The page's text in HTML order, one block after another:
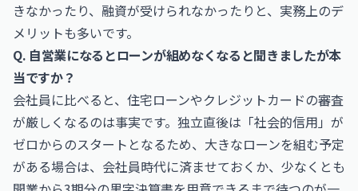
きなかったり、融資が受けられなかったりと、実務上のデ
メリットも多いです。
Q. 自営業になるとローンが組めなくなると聞きましたが本
当ですか？
会社員に比べると、住宅ローンやクレジットカードの審査
が厳しくなるのは事実です。独立直後は「社会的信用」が
ゼロからのスタートとなるため、大きなローンを組む予定
がある場合は、会社員時代に済ませておくか、少なくとも